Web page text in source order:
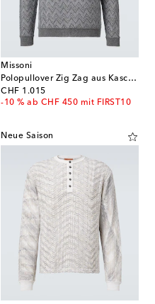
Missoni
Polopullover Zig Zag aus Kaschmir
CHF 1.015
original price
-10 % ab CHF 450 mit FIRST10
Neue Saison